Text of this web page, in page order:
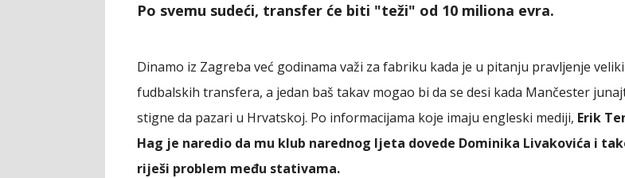
Po svemu sudeći, transfer će biti "teži" od 10 miliona evra.
Dinamo iz Zagreba već godinama važi za fabriku kada je u pitanju pravljenje
fudbalskih transfera, a jedan baš takav mogao bi da se desi kada Mančester
stigne da pazari u Hrvatskoj. Po informacijama koje imaju engleski mediji, Erik
Hag je naredio da mu klub narednog ljeta dovede Dominika Livakovića i
riješi problem među stativama.